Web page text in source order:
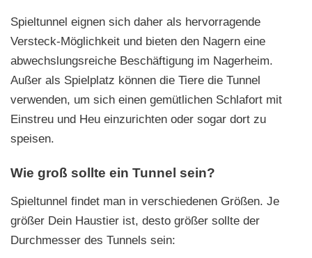
Spieltunnel eignen sich daher als hervorragende
Versteck-Möglichkeit und bieten den Nagern eine
abwechslungsreiche Beschäftigung im Nagerheim.
Außer als Spielplatz können die Tiere die Tunnel
verwenden, um sich einen gemütlichen Schlafort mit
Einstreu und Heu einzurichten oder sogar dort zu
speisen.
Wie groß sollte ein Tunnel sein?
Spieltunnel findet man in verschiedenen Größen. Je
größer Dein Haustier ist, desto größer sollte der
Durchmesser des Tunnels sein: